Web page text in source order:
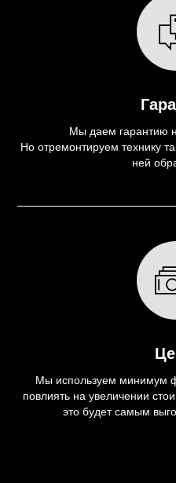
Мы даем гарантию
Но отремонтируем технику
ней
Мы используем минимум
повлиять на увеличении
это будет самым